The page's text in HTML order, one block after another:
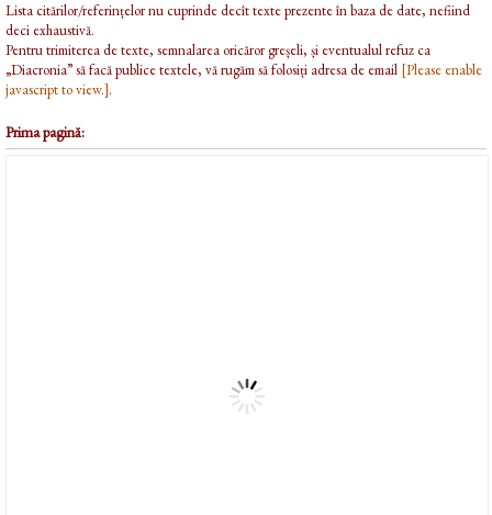
Lista citărilor/referințelor nu cuprinde decît texte prezente în baza de date, nefiind
deci exhaustivă.
Pentru trimiterea de texte, semnalarea oricăror greșeli, și eventualul refuz ca
„Diacronia” să facă publice textele, vă rugăm să folosiți adresa de email [Please enable
javascript to view.].
Prima pagină: